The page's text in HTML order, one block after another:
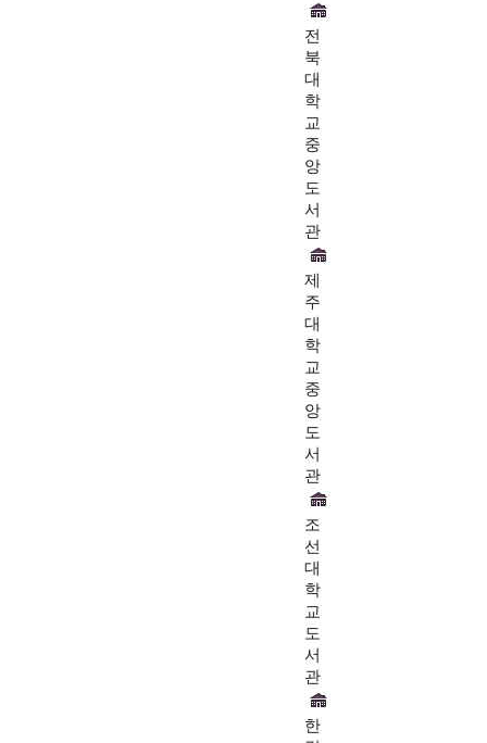
전
북
대
학
교
중
앙
도
서
관
제
주
대
학
교
중
앙
도
서
관
조
선
대
학
교
도
서
관
한